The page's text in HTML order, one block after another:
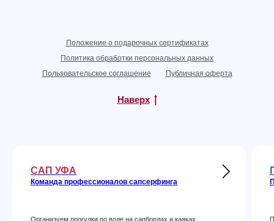
Положение о подарочных сертификатах
Политика обработки персональных данных
Пользовательское соглашение
Публичная оферта
Наверх
САП УФА
Команда профессионалов сапсерфинга
Организуем прогулки по воде на сапбордах и каяках